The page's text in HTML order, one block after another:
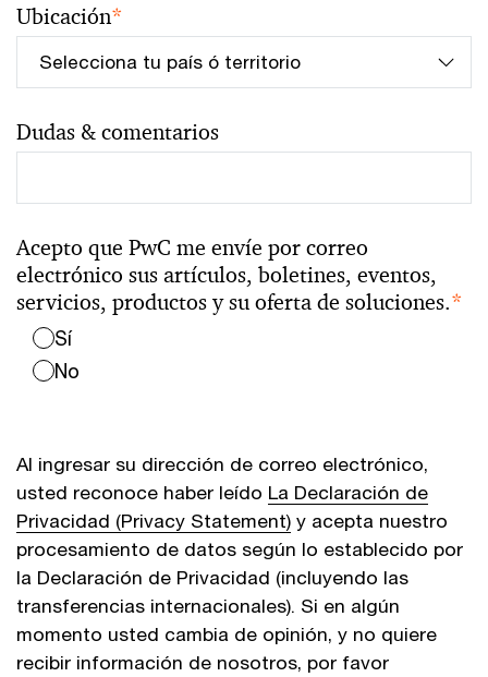
Ubicación*
Dudas & comentarios
Acepto que PwC me envíe por correo
electrónico sus artículos, boletines, eventos,
servicios, productos y su oferta de soluciones.*
Sí
No
Al ingresar su dirección de correo electrónico,
usted reconoce haber leído La Declaración de
Privacidad (Privacy Statement) y acepta nuestro
procesamiento de datos según lo establecido por
la Declaración de Privacidad (incluyendo las
transferencias internacionales). Si en algún
momento usted cambia de opinión, y no quiere
recibir información de nosotros, por favor